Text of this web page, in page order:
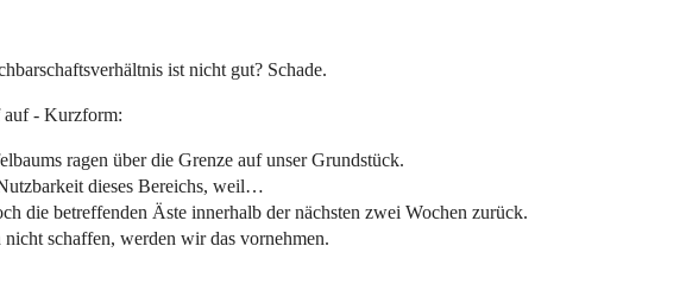
ist nicht gut? Schade.
auf - Kurzform:
ragen über die Grenze auf unser Grundstück.
dieses Bereichs, weil…
die betreffenden Äste innerhalb der nächsten zwei Wochen zurück.
nicht schaffen, werden wir das vornehmen.